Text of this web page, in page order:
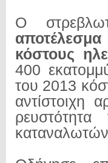
Ο
κόστους
400
του 2013
αντίστοιχη